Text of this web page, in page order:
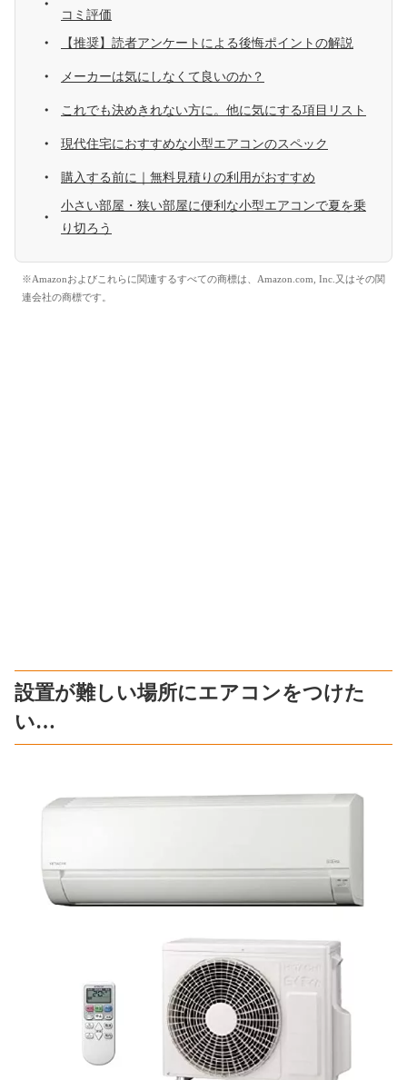
コミ評価
【推奨】読者アンケートによる後悔ポイントの解説
メーカーは気にしなくて良いのか？
これでも決めきれない方に。他に気にする項目リスト
現代住宅におすすめな小型エアコンのスペック
購入する前に｜無料見積りの利用がおすすめ
小さい部屋・狭い部屋に便利な小型エアコンで夏を乗
り切ろう
※Amazonおよびこれらに関連するすべての商標は、Amazon.com, Inc.又はその関
連会社の商標です。
設置が難しい場所にエアコンをつけた
い…